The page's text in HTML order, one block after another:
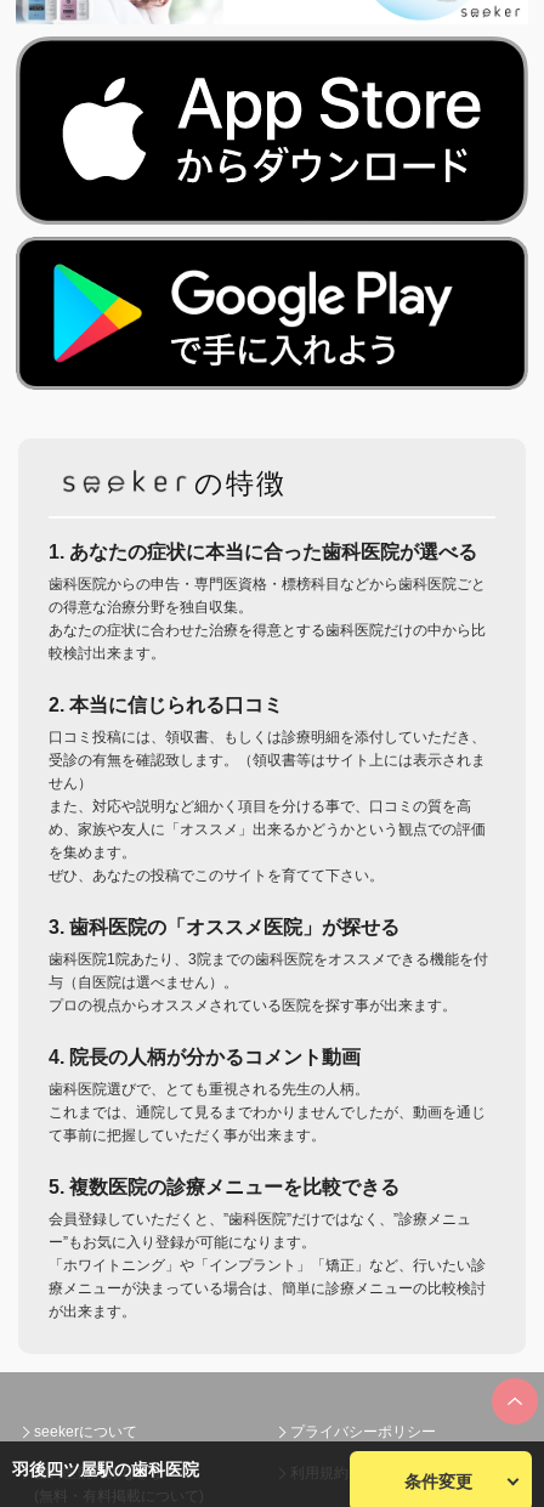
羽後四ツ屋駅の歯科医院
条件変更
の特徴
1. あなたの症状に本当に合った歯科医院が選べる
歯科医院からの申告・専門医資格・標榜科目などから歯科医院ごと
の得意な治療分野を独自収集。
あなたの症状に合わせた治療を得意とする歯科医院だけの中から比
較検討出来ます。
2. 本当に信じられる口コミ
口コミ投稿には、領収書、もしくは診療明細を添付していただき、
受診の有無を確認致します。（領収書等はサイト上には表示されま
せん）
また、対応や説明など細かく項目を分ける事で、口コミの質を高
め、家族や友人に「オススメ」出来るかどうかという観点での評価
を集めます。
ぜひ、あなたの投稿でこのサイトを育てて下さい。
3. 歯科医院の「オススメ医院」が探せる
歯科医院1院あたり、3院までの歯科医院をオススメできる機能を付
与（自医院は選べません）。
プロの視点からオススメされている医院を探す事が出来ます。
4. 院長の人柄が分かるコメント動画
歯科医院選びで、とても重視される先生の人柄。
これまでは、通院して見るまでわかりませんでしたが、動画を通じ
て事前に把握していただく事が出来ます。
5. 複数医院の診療メニューを比較できる
会員登録していただくと、”歯科医院”だけではなく、”診療メニュ
ー”もお気に入り登録が可能になります。
「ホワイトニング」や「インプラント」「矯正」など、行いたい診
療メニューが決まっている場合は、簡単に診療メニューの比較検討
が出来ます。
seekerについて
歯科医院のみなさまへ
(無料・有料掲載について)
プライバシーポリシー